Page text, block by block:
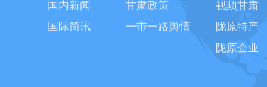
国内新闻
国际简讯
甘肃政策
一带一路舆情
视频甘肃
陇原特产
陇原企业